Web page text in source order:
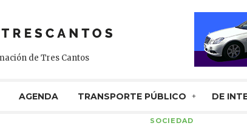
de Tres Cantos
AGENDA TRANSPORTE PÚBLICO DE
SOCIEDAD